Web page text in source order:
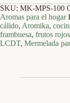
—
Aromika
·
Difusor
de
Varillas
SKU: MK-MPS-100
Aromas para el hogar
cálido, Aromika,
frambuesa, frutos rojos
LCDT, Mermelada